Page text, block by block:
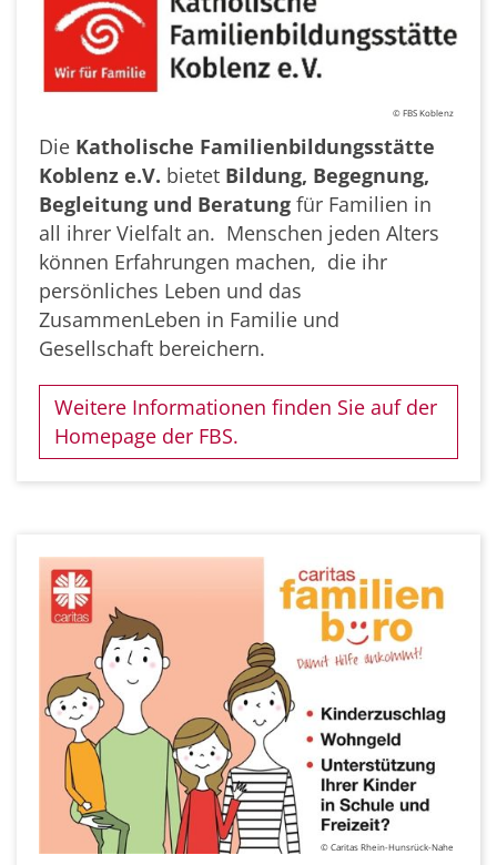
© FBS Koblenz
Die Katholische Familienbildungsstätte
Koblenz e.V. bietet Bildung, Begegnung,
Begleitung und Beratung für Familien in
all ihrer Vielfalt an. Menschen jeden Alters
können Erfahrungen machen, die ihr
persönliches Leben und das
ZusammenLeben in Familie und
Gesellschaft bereichern.
Weitere Informationen finden Sie auf der
Homepage der FBS.
© Caritas Rhein-Hunsrück-Nahe